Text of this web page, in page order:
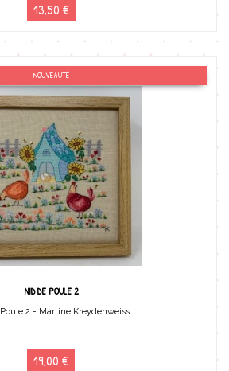
13,50 €
NOUVEAUTÉ
NID DE POULE 2
2 - Martine Kreydenweiss
19,00 €